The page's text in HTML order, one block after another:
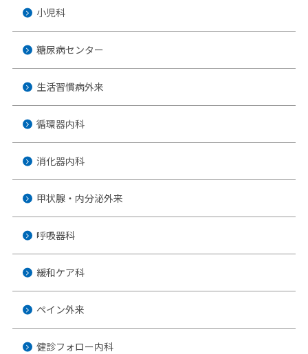
小児科
糖尿病センター
生活習慣病外来
循環器内科
消化器内科
甲状腺・内分泌外来
呼吸器科
緩和ケア科
ペイン外来
健診フォロー内科